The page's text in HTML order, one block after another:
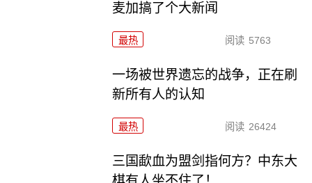
麦加搞了个大新闻
最热 阅读 5763
一场被世界遗忘的战争，正在刷
新所有人的认知
最热 阅读 26424
三国歃血为盟剑指何方？中东大